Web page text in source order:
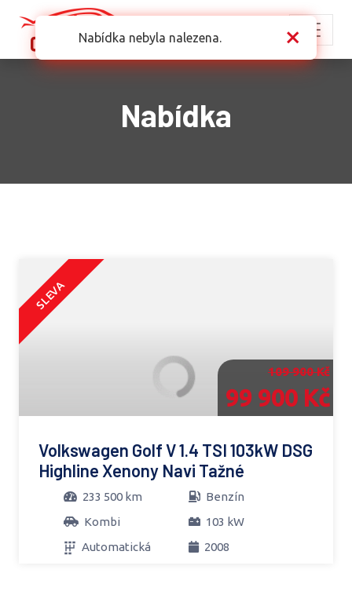
Nabídka nebyla nalezena. ×
Nabídka
SLEVA
109 900 Kč
99 900 Kč
Volkswagen Golf V 1.4 TSI 103kW DSG
Highline Xenony Navi Tažné
233 500 km
Benzín
Kombi
103 kW
Automatická
2008